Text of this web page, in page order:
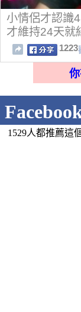
小情侶才認識
才維持24天就
眼了！
1223
1529人都推薦這